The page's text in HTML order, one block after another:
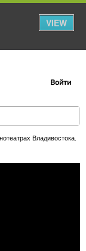
VIEW
Войти
Владивостока. Купить билеты!